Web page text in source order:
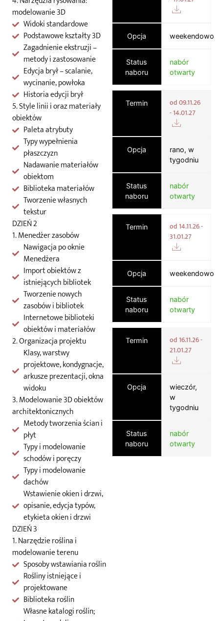
modelowanie 3D
Widoki standardowe
Podstawowe kształty 3D
Zagadnienie ekstruzji –
metody i zastosowanie
Edycja brył – scalanie,
wycinanie, powłoka
Historia edycji brył
5. Style linii i oraz materiały
obiektów
Paleta atrybuty
Typy wypełnienia
płaszczyzn
Nadawanie materiałów
obiektom
Biblioteka materiałów
Tworzenie własnych
tekstur
DZIEŃ 2
1. Menedżer zasobów
Nawigacja po oknie
Menedżera
Import obiektów z
istniejących bibliotek
Tworzenie nowych
zasobów i bibliotek
Internetowe biblioteki
obiektów i materiałów
2. Organizacja projektu
Klasy, warstwy
projektowe, kondygnacje,
arkusze prezentacji, okna
widoku
3. Modelowanie 3D obiektów
architektonicznych
Metody tworzenia ścian i
płyt
Typy i modelowanie
schodów i poręczy
Typy i modelowanie
dachów
Wstawienie okien i drzwi,
opisanie, edycja typów,
etykieta okien i drzwi
DZIEŃ 3
1. Narzędzie roślina i
modelowanie terenu
Sposoby wstawiania roślin
Rośliny istniejące i
projektowane
Biblioteka roślin
Własne katalogi roślin;
Opcja weekendowo
Status
naboru
nabór
otwarty
Termin
od 09.11.26
- 14.01.27
Opcja
rano, w
tygodniu
Status
naboru
nabór
otwarty
Termin
od 14.11.26 -
31.01.27
Opcja weekendowo
Status
naboru
nabór
otwarty
Termin
od 16.11.26 -
21.01.27
Opcja
wieczór,
w
tygodniu
Status
naboru
nabór
otwarty